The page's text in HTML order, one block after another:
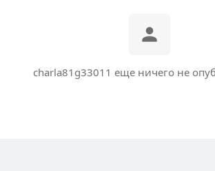
charla81g33011 еще ничего не